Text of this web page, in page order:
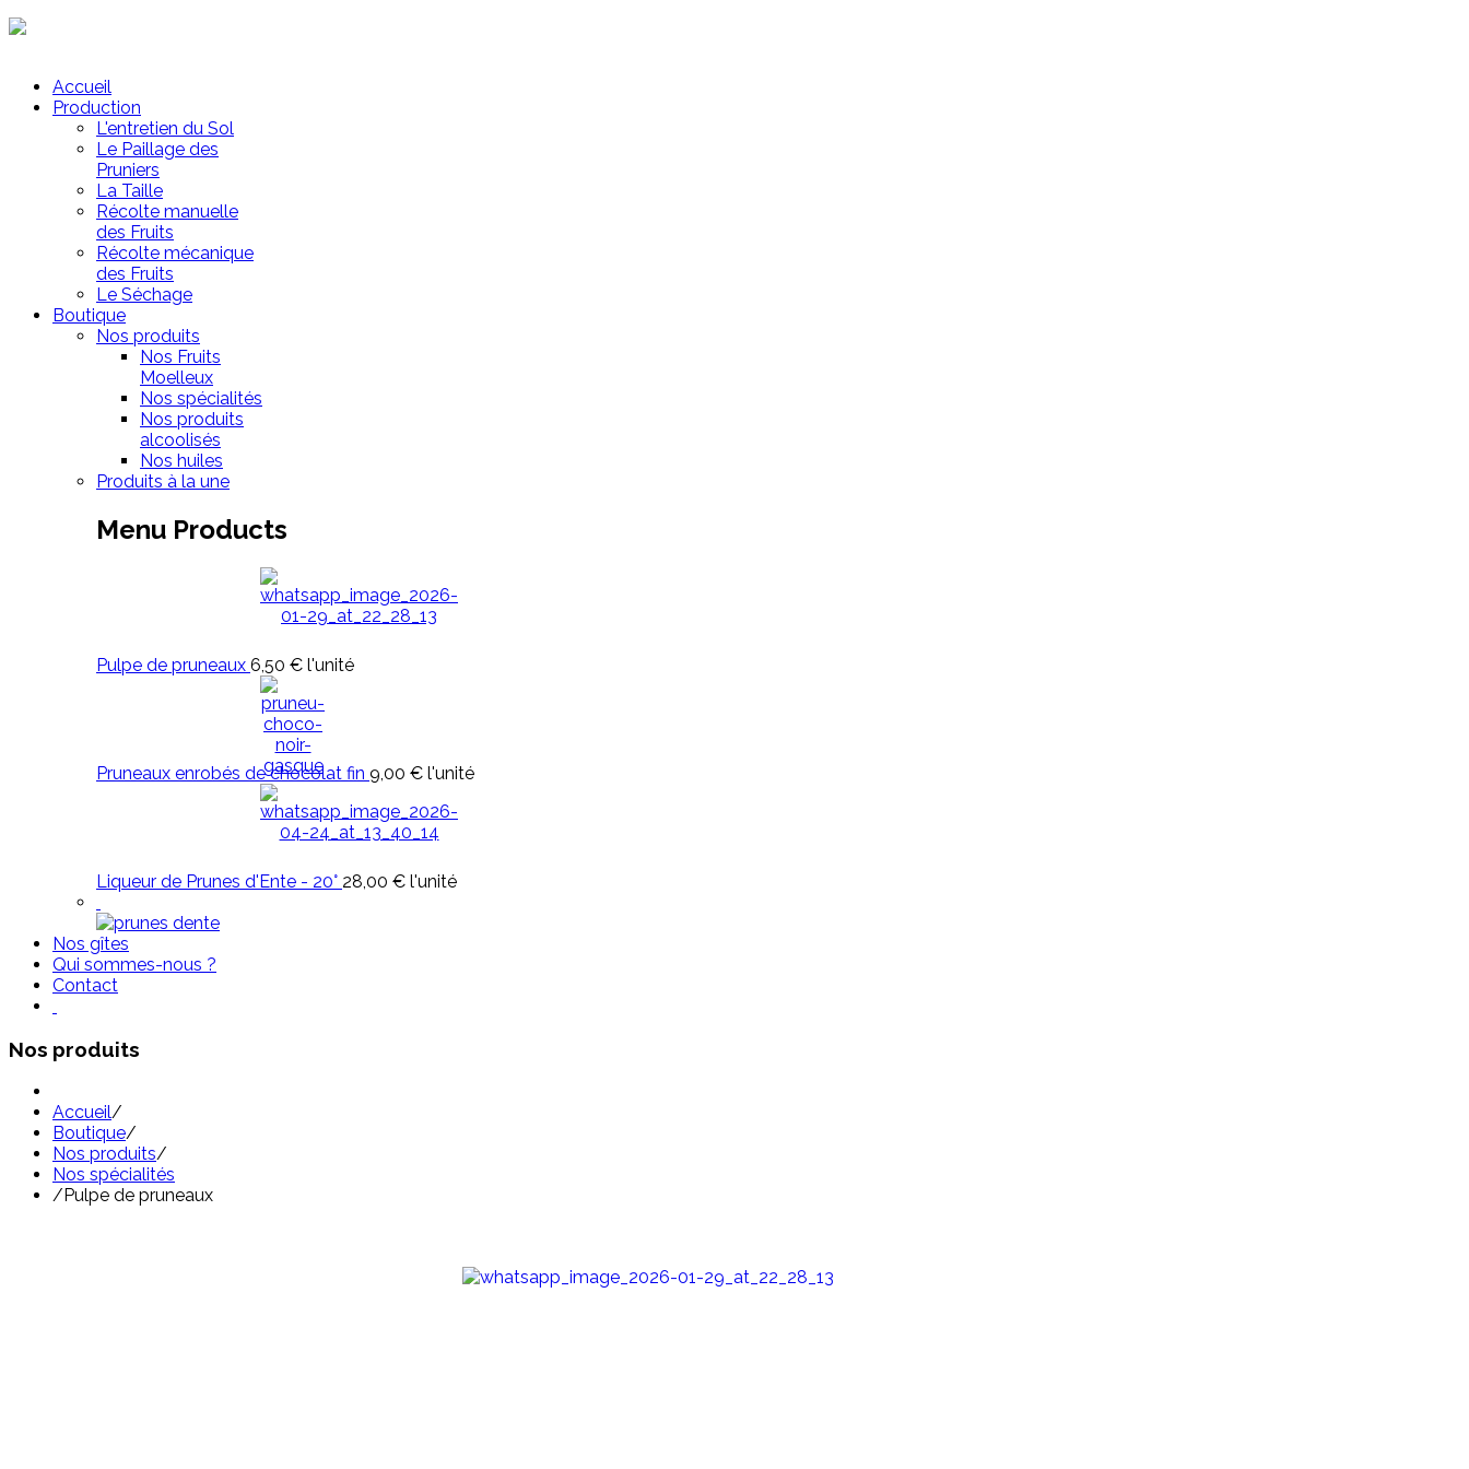
Accueil
Production
L'entretien du Sol
Le Paillage des
Pruniers
La Taille
Récolte manuelle
des Fruits
Récolte mécanique
des Fruits
Le Séchage
Boutique
Nos produits
Nos Fruits
Moelleux
Nos spécialités
Nos produits
alcoolisés
Nos huiles
Produits à la une
Menu Products
Pulpe de pruneaux 6,50 € l'unité
Pruneaux enrobés de chocolat fin 9,00 € l'unité
Liqueur de Prunes d'Ente - 20° 28,00 € l'unité
Nos gîtes
Qui sommes-nous ?
Contact
Nos produits
Accueil/
Boutique/
Nos produits/
Nos spécialités
/ Pulpe de pruneaux